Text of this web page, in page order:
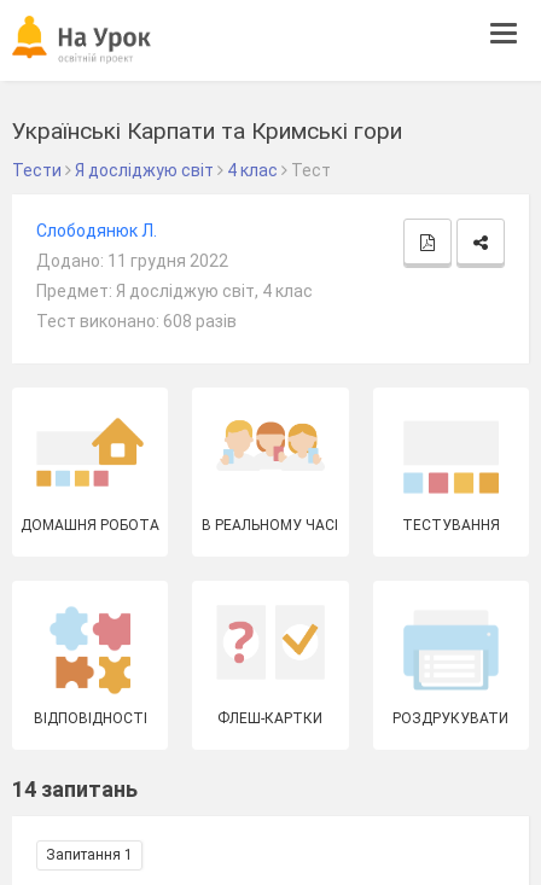
Українські Карпати та Кримські гори
Тести Я досліджую світ 4 клас Тест
Слободянюк Л.
Додано: 11 грудня 2022
Предмет: Я досліджую світ, 4 клас
Тест виконано: 608 разів
ДОМАШНЯ РОБОТА В РЕАЛЬНОМУ ЧАСІ ТЕСТУВАННЯ
ВІДПОВІДНОСТІ ФЛЕШ-КАРТКИ РОЗДРУКУВАТИ
14 запитань
Запитання 1